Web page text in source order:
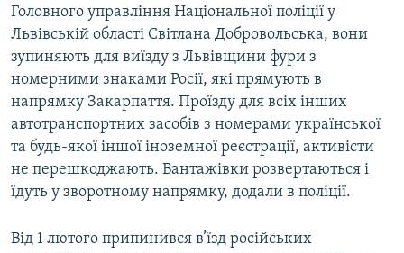
Головного управління Національної поліції у
Львівській області Світлана Добровольська, вони
зупиняють для виїзду з Львівщини фури з
номерними знаками Росії, які прямують в
напрямку Закарпаття. Проїзду для всіх інших
автотранспортних засобів з номерами української
та будь-якої іншої іноземної реєстрації, активісти
не перешкоджають. Вантажівки розвертаються і
їдуть у зворотному напрямку, додали в поліції.
Від 1 лютого припинився в’їзд російських